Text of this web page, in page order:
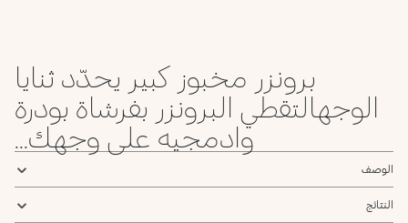
برونزر مخبوز كبير يحدّد ثنايا
الوجهالتقطي البرونزر بفرشاة بودرة
وادمجيه على وجهك...
الوصف
النتائج